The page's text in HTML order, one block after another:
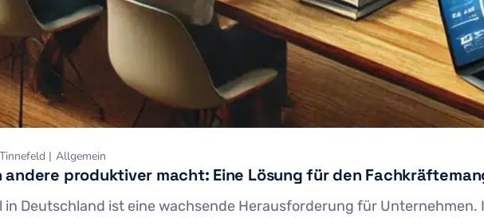
Allgemein
andere produktiver macht: Eine Lösung für den
in Deutschland ist eine wachsende Herausforderung für